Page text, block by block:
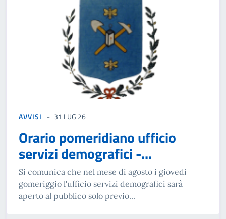
AVVISI 31 LUG 26
Orario pomeridiano ufficio
servizi demografici -...
Si comunica che nel mese di agosto i giovedì
gomeriggio l'ufficio servizi demografici sarà
aperto al pubblico solo previo...